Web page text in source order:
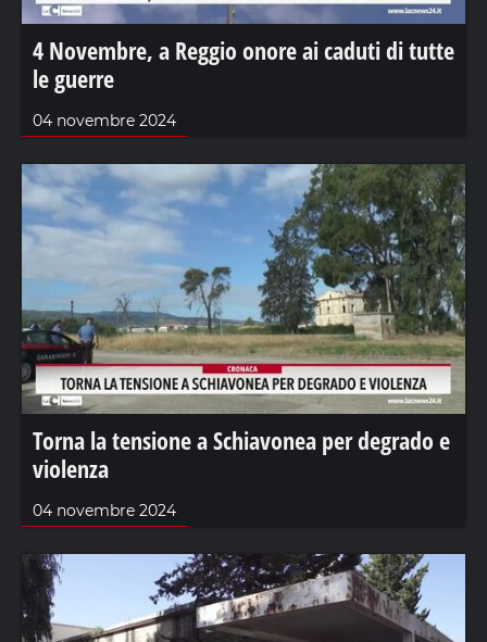
4 Novembre, a Reggio onore ai caduti di tutte
le guerre
04 novembre 2024
Torna la tensione a Schiavonea per degrado e
violenza
04 novembre 2024